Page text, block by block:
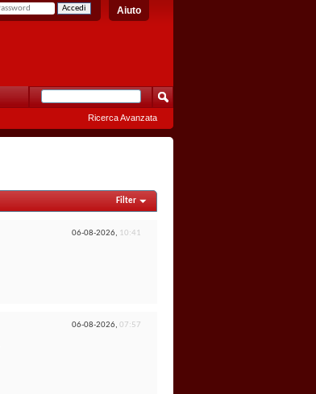
Aiuto
Ricerca Avanzata
Filter
06-08-2026, 10:41
06-08-2026, 07:57